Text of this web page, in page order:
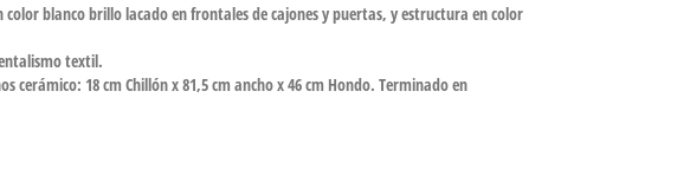
color blanco brillo lacado en frontales de cajones y puertas, y estructura en color
textil.
cerámico: 18 cm Chillón x 81,5 cm ancho x 46 cm Hondo. Terminado en